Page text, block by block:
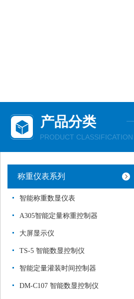
产品分类
PRODUCT CLASSIFICATION
称重仪表系列
智能称重数显仪表
A305智能定量称重控制器
大屏显示仪
TS-5 智能数显控制仪
智能定量灌装时间控制器
DM-C107 智能数显控制仪